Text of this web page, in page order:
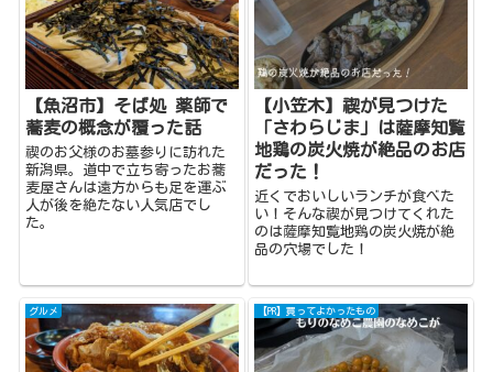
【魚沼市】そば処 薬師で
蕎麦の概念が覆った話
禊のお父様のお墓参りに訪れた
新潟県。道中で立ち寄ったお蕎
麦屋さんは遠方からも足を運ぶ
人が後を絶たない人気店でし
た。
【小笠木】禊が見つけた
「さわらじま」は薩摩知覧
地鶏の炭火焼が絶品のお店
だった！
近くでおいしいランチが食べた
い！そんな禊が見つけてくれた
のは薩摩知覧地鶏の炭火焼が絶
品の穴場でした！
グルメ 【PR】買ってよかったもの